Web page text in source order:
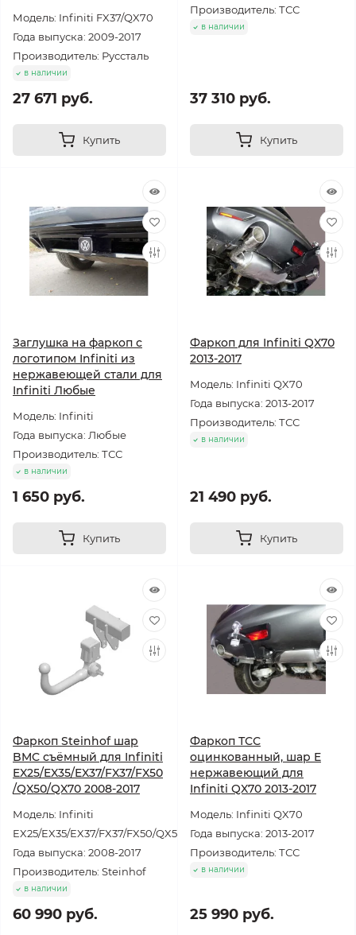
Модель: Infiniti FX37/QX70
Года выпуска: 2009-2017
Производитель: Руссталь
в наличии
27 671 руб.
Купить
Производитель: ТСС
в наличии
37 310 руб.
Купить
Заглушка на фаркоп с
логотипом Infiniti из
нержавеющей стали для
Infiniti Любые
Модель: Infiniti
Года выпуска: Любые
Производитель: ТСС
в наличии
1 650 руб.
Купить
Фаркоп для Infiniti QX70
2013-2017
Модель: Infiniti QX70
Года выпуска: 2013-2017
Производитель: ТСС
в наличии
21 490 руб.
Купить
Фаркоп Steinhof шар
BMC съёмный для Infiniti
EX25/EX35/EX37/FX37/FX50
/QX50/QX70 2008-2017
Модель: Infiniti
EX25/EX35/EX37/FX37/FX50/QX50/QX70
Года выпуска: 2008-2017
Производитель: Steinhof
в наличии
60 990 руб.
Фаркоп ТСС
оцинкованный, шар E
нержавеющий для
Infiniti QX70 2013-2017
Модель: Infiniti QX70
Года выпуска: 2013-2017
Производитель: ТСС
в наличии
25 990 руб.